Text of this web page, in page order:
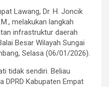
Lawang, Dr. H. Joncik
melakukan langkah
infrastruktur daerah
Besar Wilayah Sungai
Selasa (06/01/2026).
tidak sendiri. Beliau
DPRD Kabupaten Empat